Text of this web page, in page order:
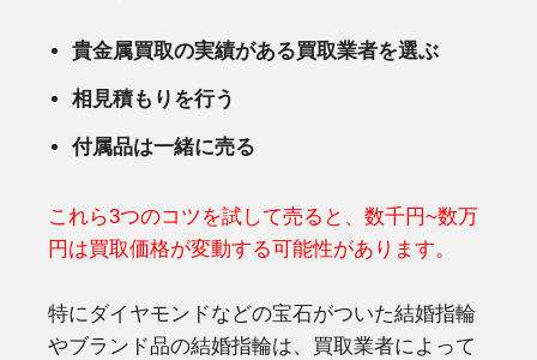
貴金属買取の実績がある買取業者を選ぶ
相見積もりを行う
付属品は一緒に売る
これら3つのコツを試して売ると、数千円~数万
円は買取価格が変動する可能性があります。
特にダイヤモンドなどの宝石がついた結婚指輪
やブランド品の結婚指輪は、買取業者によって